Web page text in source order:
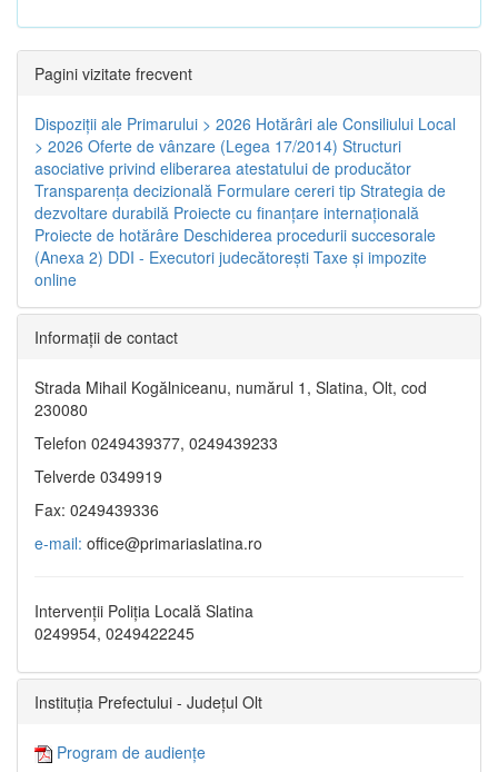
Pagini vizitate frecvent
Dispoziţii ale Primarului > 2026 Hotărâri ale Consiliului Local
> 2026 Oferte de vânzare (Legea 17/2014) Structuri
asociative privind eliberarea atestatului de producător
Transparenţa decizională Formulare cereri tip Strategia de
dezvoltare durabilă Proiecte cu finanţare internaţională
Proiecte de hotărâre Deschiderea procedurii succesorale
(Anexa 2) DDI - Executori judecătorești Taxe şi impozite
online
Informaţii de contact
Strada Mihail Kogălniceanu, numărul 1, Slatina, Olt, cod
230080
Telefon 0249439377, 0249439233
Telverde 0349919
Fax: 0249439336
e-mail: office@primariaslatina.ro
Intervenții Poliția Locală Slatina
0249954, 0249422245
Instituția Prefectului - Județul Olt
Program de audiențe